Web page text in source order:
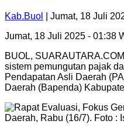
Kab.Buol
| Jumat, 18 Juli
Jumat, 18 Juli 2025 - 01:38
BUOL,
sistem pemungutan pajak
Pendapatan Asli Daerah
Daerah (Bapenda)